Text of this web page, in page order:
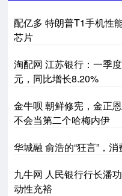
配亿多 特朗普T1手机性
芯片
淘配网 江苏银行：一季
元，同比增长8.20%
金牛呗 朝鲜修宪，金正
不会当第二个哈梅内伊
华城融 俞浩的“狂言”，消
九牛网 人民银行行长潘
动性充裕